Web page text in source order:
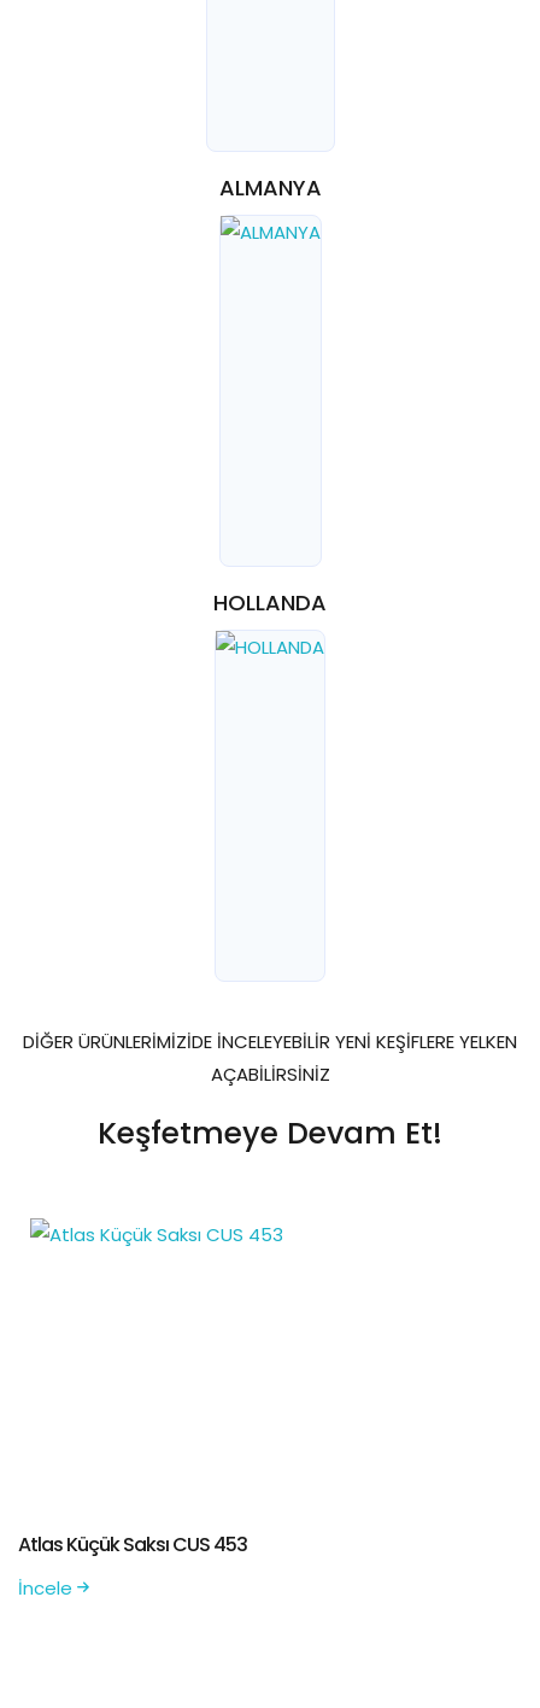
ALMANYA
HOLLANDA
DİĞER ÜRÜNLERİMİZİDE İNCELEYEBİLİR YENİ KEŞİFLERE YELKEN
AÇABİLİRSİNİZ
Keşfetmeye Devam Et!
Atlas Küçük Saksı CUS 453
İncele